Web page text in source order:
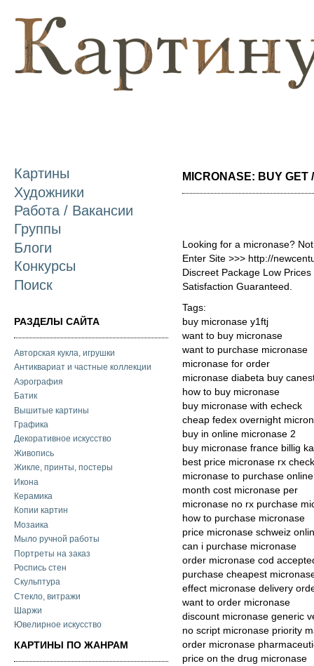
Картины
Художники
Работа / Вакансии
Группы
Блоги
Конкурсы
Поиск
РАЗДЕЛЫ САЙТА
Авторская кукла, игрушки
Антиквариат и частные коллекции
Аэрография
Батик
Вышитые картины
Графика
Декоративное искусство
Живопись
Жикле, принты, постеры
Икона
Керамика
Копии картин
Мозаика
Мыло ручной работы
Портреты на заказ
Роспись стен
Скульптура
Стекло, витражи
Шаржи
Ювелирное искусство
КАРТИНЫ ПО ЖАНРАМ
MICRONASE: BUY GET
Looking for a micronase?
Enter Site >>> http://
Discreet Package Low
Satisfaction Guaranteed.
Tags:
buy micronase y1ftj
want to buy micronase
want to purchase micronase
micronase for order
micronase diabeta buy
how to buy micronase
buy micronase with echeck
cheap fedex overnight
buy in online micronase 2
buy micronase france billig
best price micronase rx check
micronase to purchase
month cost micronase per
micronase no rx purchase
how to purchase micronase
price micronase schweiz
can i purchase micronase
order micronase cod
purchase cheapest
effect micronase delivery
want to order micronase
discount micronase generic
no script micronase priority
order micronase
price on the drug micronase